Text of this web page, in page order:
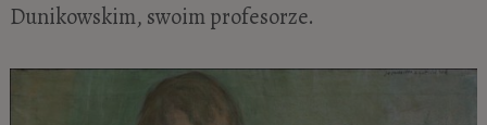
Dunikowskim, swoim profesorze.